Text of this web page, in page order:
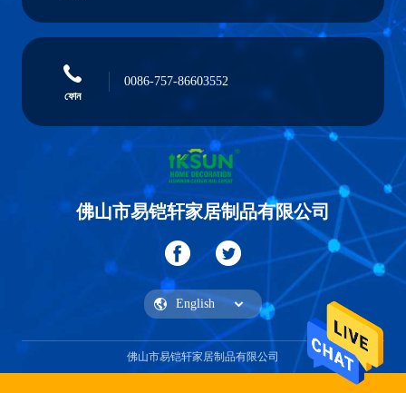
ফোন
0086-757-86603552
佛山市易铠轩家居制品有限公司
佛山市易铠轩家居制品有限公司